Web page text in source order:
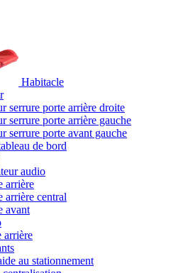
Habitacle
serrure porte arrière droite
serrure porte arrière gauche
serrure porte avant gauche
de bord
audio
arrière
arrière central
avant
arrière
au stationnement